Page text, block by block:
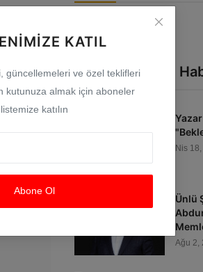
KATIL
güncellemeleri ve özel teklifleri
kutunuza almak için aboneler
listemize katılın
Abone Ol
En Çok Okunan
Nis
Ünlü
Ağu 2,